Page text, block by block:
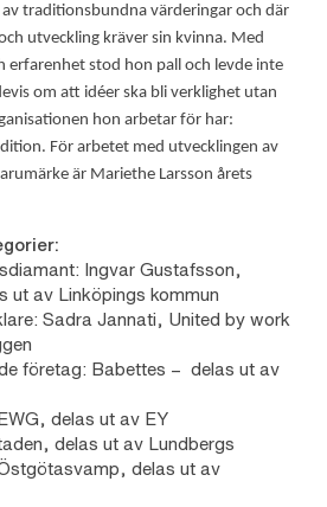
traditionsbundna värderingar och där
utveckling kräver sin kvinna. Med
erfarenhet stod hon pall och levde inte
om att idéer ska bli verklighet utan
hon arbetar för har:
För arbetet med utvecklingen av
är Mariethe Larsson årets
Ingvar Gustafsson,
ut av Linköpings kommun
Sadra Jannati, United by work
företag: Babettes – delas ut av
delas ut av EY
delas ut av Lundbergs
delas ut av